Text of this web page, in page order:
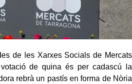
de les Xarxes Socials de Mercats
de quina és per cadascú la
rebrà un pastís en forma de Nòria